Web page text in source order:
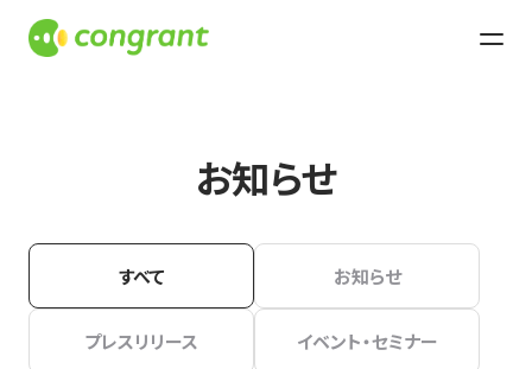
お知らせ
すべて お知らせ
プレスリリース イベント・セミナー